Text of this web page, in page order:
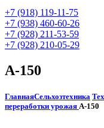
+7 (918) 119-11-75
+7 (938) 460-60-26
+7 (928) 211-53-59
+7 (928) 210-05-29
А-150
ГлавнаяСельхозтехника
переработки урожая А-150